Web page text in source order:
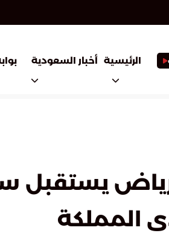
الرئيسية أخبار السعودية
المملكة